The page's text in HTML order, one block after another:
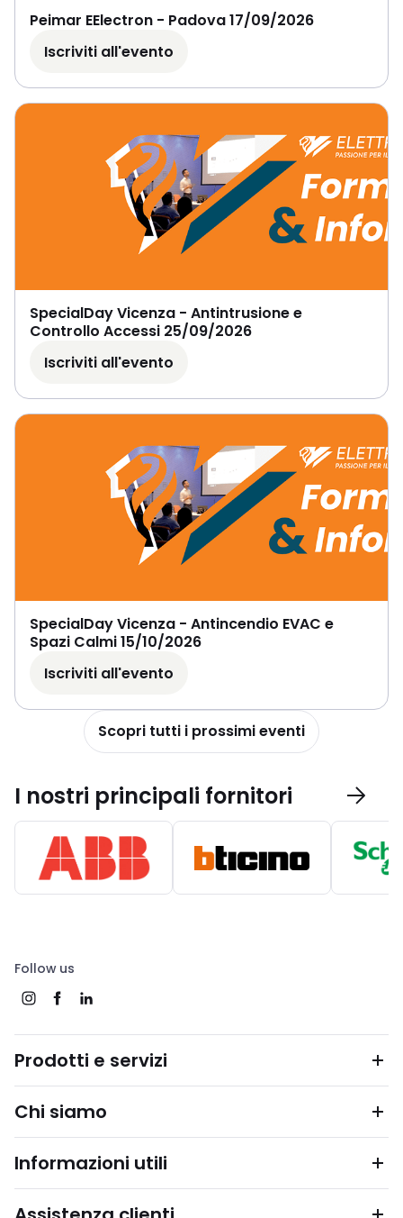
Peimar EElectron - Padova 17/09/2026
Iscriviti all'evento
SpecialDay Vicenza - Antintrusione e
Controllo Accessi 25/09/2026
Iscriviti all'evento
SpecialDay Vicenza - Antincendio EVAC e
Spazi Calmi 15/10/2026
Iscriviti all'evento
Scopri tutti i prossimi eventi
I nostri principali fornitori
Follow us
Prodotti e servizi
Chi siamo
Informazioni utili